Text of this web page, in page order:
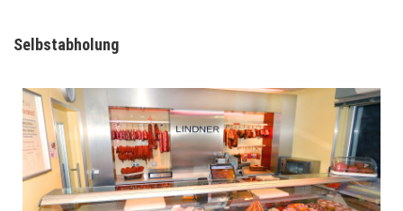
Selbstabholung